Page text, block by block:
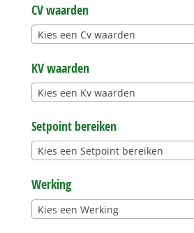
CV waarden
Kies een Cv waarden
KV waarden
Kies een Kv waarden
Setpoint bereiken
Kies een Setpoint bereiken
Werking
Kies een Werking